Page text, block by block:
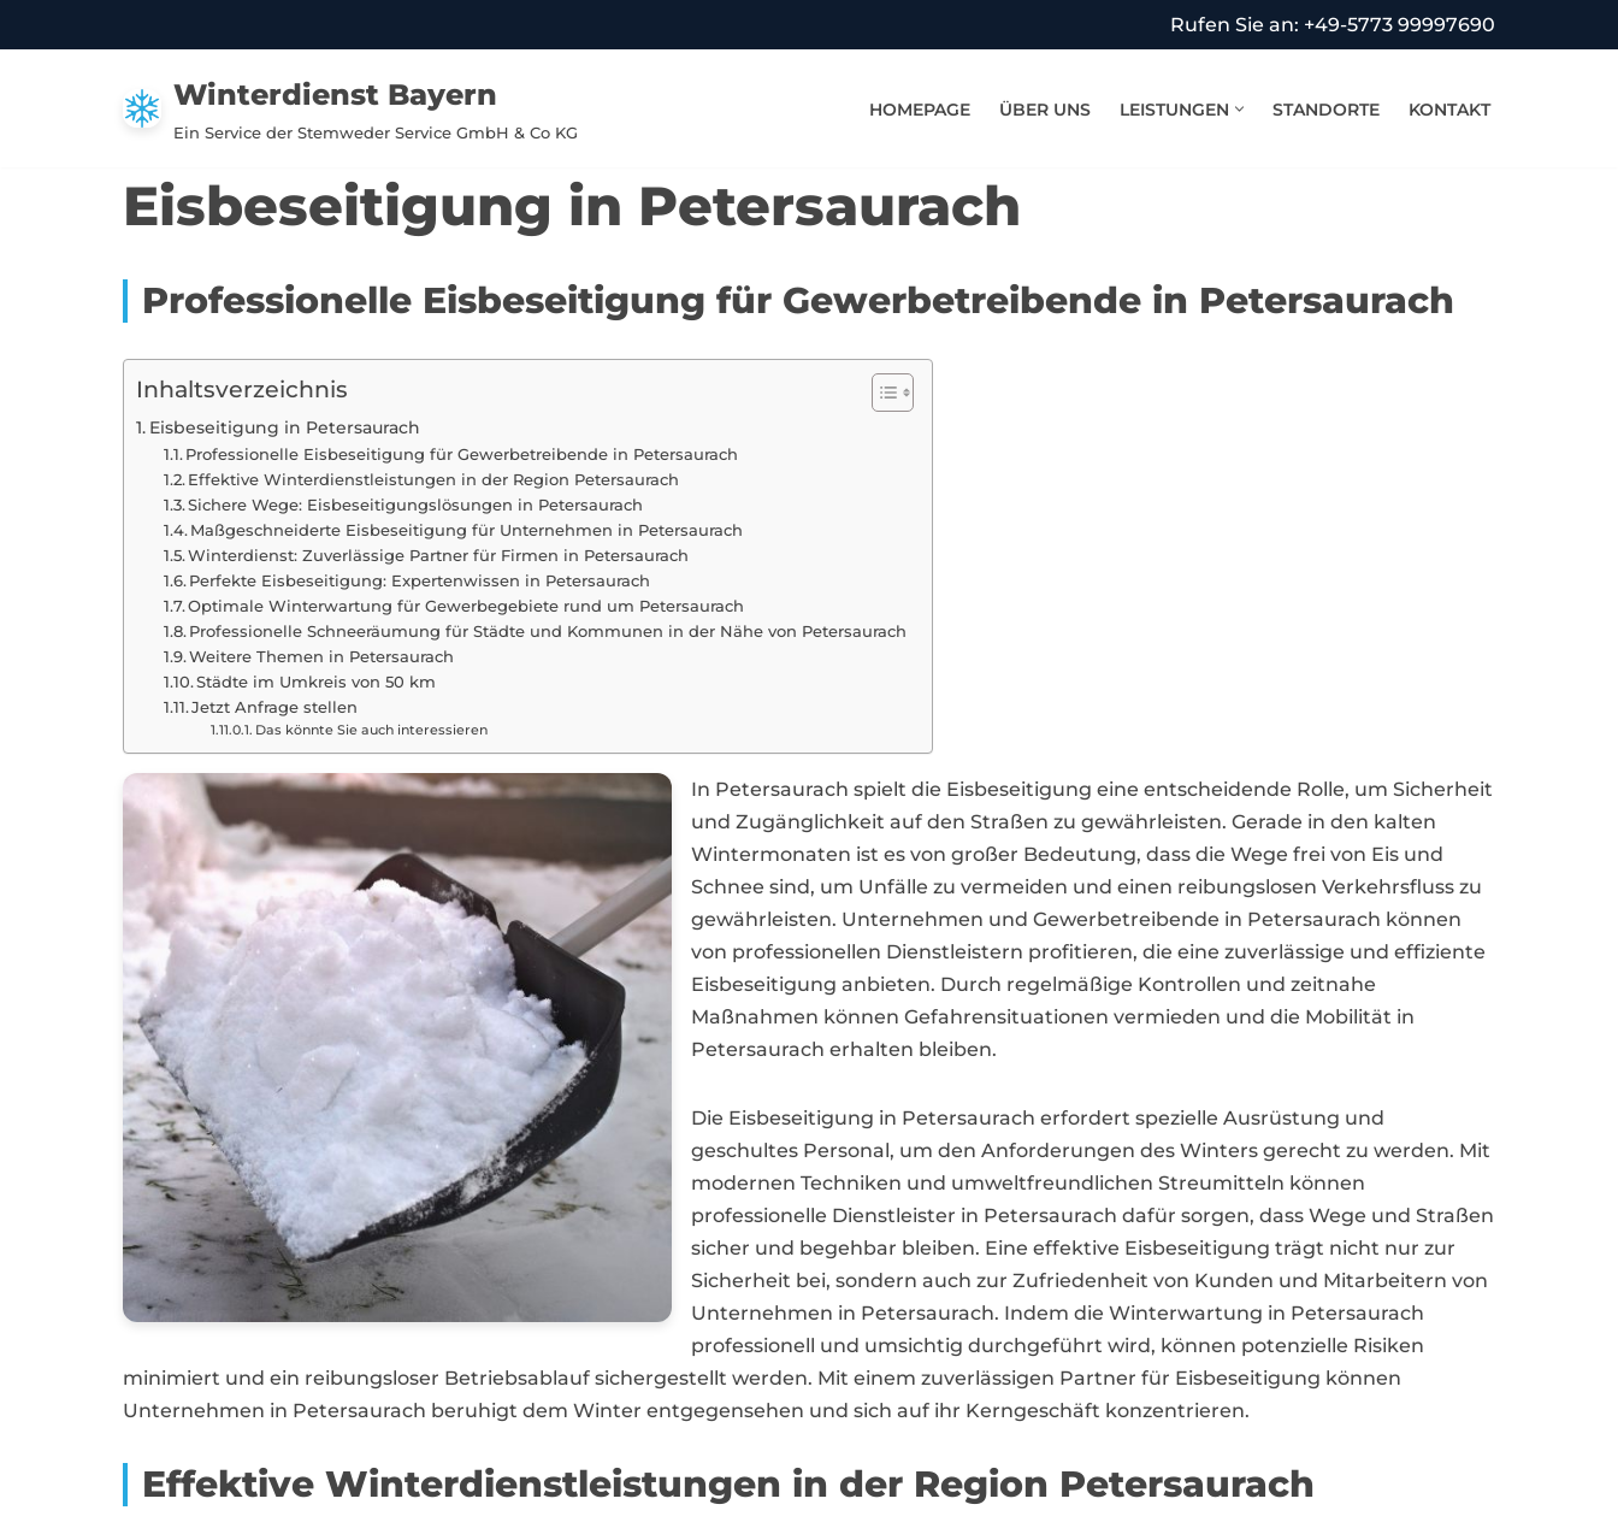
Rufen Sie an: +49-5773 99997690
Winterdienst Bayern
Ein Service der Stemweder Service GmbH & Co KG
HOMEPAGE ÜBER UNS LEISTUNGEN STANDORTE KONTAKT
Eisbeseitigung in Petersaurach
Professionelle Eisbeseitigung für Gewerbetreibende in Petersaurach
Inhaltsverzeichnis
Eisbeseitigung in Petersaurach
Professionelle Eisbeseitigung für Gewerbetreibende in Petersaurach
Effektive Winterdienstleistungen in der Region Petersaurach
Sichere Wege: Eisbeseitigungslösungen in Petersaurach
Maßgeschneiderte Eisbeseitigung für Unternehmen in Petersaurach
Winterdienst: Zuverlässige Partner für Firmen in Petersaurach
Perfekte Eisbeseitigung: Expertenwissen in Petersaurach
Optimale Winterwartung für Gewerbegebiete rund um Petersaurach
Professionelle Schneeräumung für Städte und Kommunen in der Nähe von Petersaurach
Weitere Themen in Petersaurach
Städte im Umkreis von 50 km
Jetzt Anfrage stellen
Das könnte Sie auch interessieren
In Petersaurach spielt die Eisbeseitigung eine entscheidende Rolle, um Sicherheit
und Zugänglichkeit auf den Straßen zu gewährleisten. Gerade in den kalten
Wintermonaten ist es von großer Bedeutung, dass die Wege frei von Eis und
Schnee sind, um Unfälle zu vermeiden und einen reibungslosen Verkehrsfluss zu
gewährleisten. Unternehmen und Gewerbetreibende in Petersaurach können
von professionellen Dienstleistern profitieren, die eine zuverlässige und effiziente
Eisbeseitigung anbieten. Durch regelmäßige Kontrollen und zeitnahe
Maßnahmen können Gefahrensituationen vermieden und die Mobilität in
Petersaurach erhalten bleiben.
Die Eisbeseitigung in Petersaurach erfordert spezielle Ausrüstung und
geschultes Personal, um den Anforderungen des Winters gerecht zu werden. Mit
modernen Techniken und umweltfreundlichen Streumitteln können
professionelle Dienstleister in Petersaurach dafür sorgen, dass Wege und Straßen
sicher und begehbar bleiben. Eine effektive Eisbeseitigung trägt nicht nur zur
Sicherheit bei, sondern auch zur Zufriedenheit von Kunden und Mitarbeitern von
Unternehmen in Petersaurach. Indem die Winterwartung in Petersaurach
professionell und umsichtig durchgeführt wird, können potenzielle Risiken
minimiert und ein reibungsloser Betriebsablauf sichergestellt werden. Mit einem zuverlässigen Partner für Eisbeseitigung können
Unternehmen in Petersaurach beruhigt dem Winter entgegensehen und sich auf ihr Kerngeschäft konzentrieren.
Effektive Winterdienstleistungen in der Region Petersaurach